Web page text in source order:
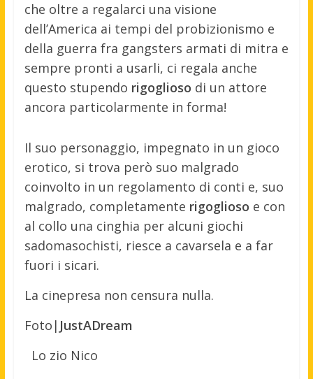
che oltre a regalarci una visione
dell’America ai tempi del probizionismo e
della guerra fra gangsters armati di mitra e
sempre pronti a usarli, ci regala anche
questo stupendo rigoglioso di un attore
ancora particolarmente in forma!
Il suo personaggio, impegnato in un gioco
erotico, si trova però suo malgrado
coinvolto in un regolamento di conti e, suo
malgrado, completamente rigoglioso e con
al collo una cinghia per alcuni giochi
sadomasochisti, riesce a cavarsela e a far
fuori i sicari.
La cinepresa non censura nulla.
Foto| JustADream
Lo zio Nico